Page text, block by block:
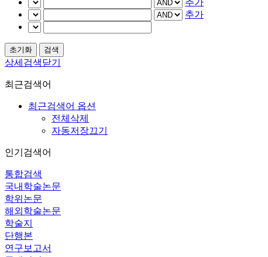
추가
추가
상세검색닫기
최근검색어
최근검색어 옵션
전체삭제
자동저장끄기
인기검색어
통합검색
국내학술논문
학위논문
해외학술논문
학술지
단행본
연구보고서